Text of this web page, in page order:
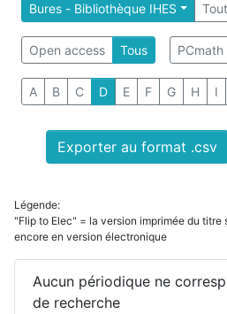
Bures - Bibliothèque IHES
Open access Tous PCmath
A B C D E F G H I
Exporter au format .csv
Légende:
"Flip to Elec" = la version imprimée du
encore en version électronique
Aucun périodique ne
de recherche